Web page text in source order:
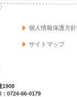
個人情報保護方針
サイトマップ
1908
0724-66-0179